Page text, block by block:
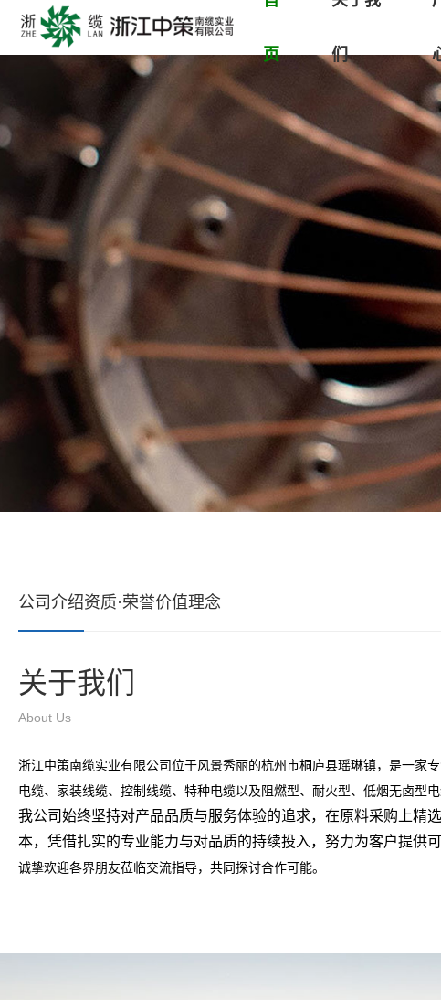
页 们
公司介绍资质·荣誉价值理念
关于我们
About Us
浙江中策南缆实业有限公司位于风景秀丽的杭州市桐庐县瑶琳镇，是一家
电缆、家装线缆、控制线缆、特种电缆以及阻燃型、耐火型、低烟无卤型
我公司始终坚持对产品品质与服务体验的追求，在原料采购上精
本，凭借扎实的专业能力与对品质的持续投入，努力为客户提供
诚挚欢迎各界朋友莅临交流指导，共同探讨合作可能。